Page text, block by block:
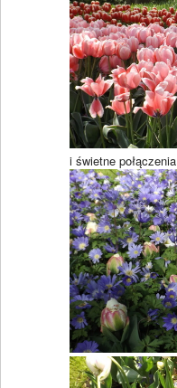
i świetne połączenia